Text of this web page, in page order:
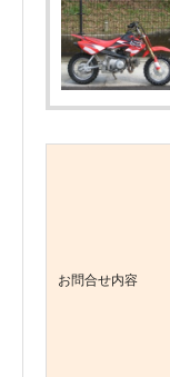
お問合せ内容